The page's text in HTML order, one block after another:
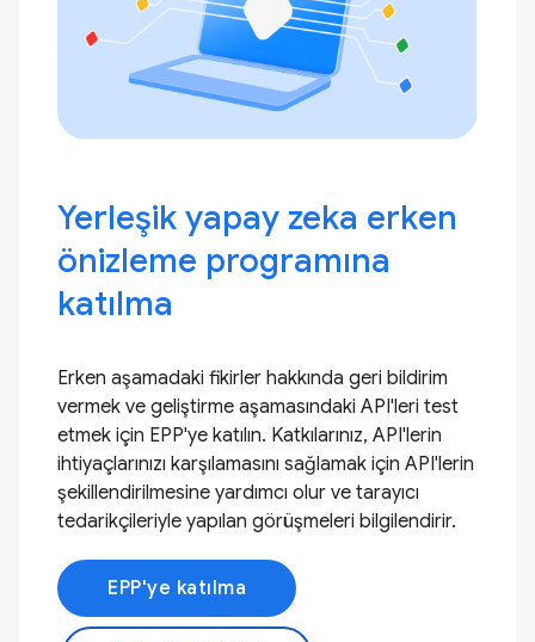
Yerleşik yapay zeka erken
önizleme programına
katılma
Erken aşamadaki fikirler hakkında geri bildirim
vermek ve geliştirme aşamasındaki API'leri test
etmek için EPP'ye katılın. Katkılarınız, API'lerin
ihtiyaçlarınızı karşılamasını sağlamak için API'lerin
şekillendirilmesine yardımcı olur ve tarayıcı
tedarikçileriyle yapılan görüşmeleri bilgilendirir.
EPP'ye katılma